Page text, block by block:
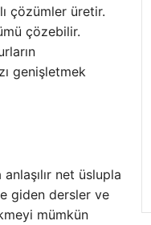
çözümler üretir.
çözebilir.
genişletmek
net üslupla
giden dersler ve
mümkün